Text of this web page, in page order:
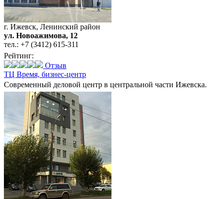
г. Ижевск, Ленинский район
ул. Новоажимова, 12
тел.: +7 (3412) 615-311
Рейтинг:
Отзыв
ТЦ Время, бизнес-центр
Современный деловой центр в центральной части Ижевска.